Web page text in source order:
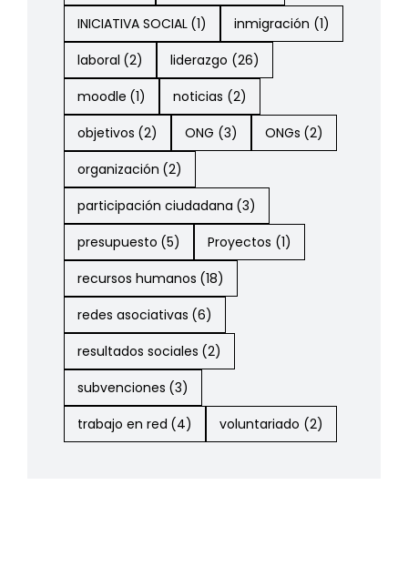
INICIATIVA SOCIAL (1) inmigración (1)
laboral (2) liderazgo (26)
moodle (1) noticias (2)
objetivos (2) ONG (3) ONGs (2)
organización (2)
participación ciudadana (3)
presupuesto (5) Proyectos (1)
recursos humanos (18)
redes asociativas (6)
resultados sociales (2)
subvenciones (3)
trabajo en red (4) voluntariado (2)